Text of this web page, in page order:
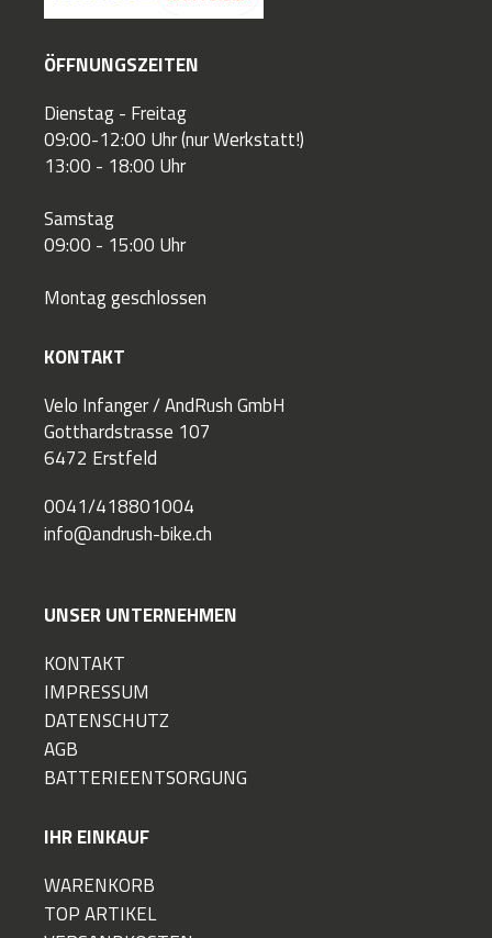
ÖFFNUNGSZEITEN
Dienstag - Freitag
09:00-12:00 Uhr (nur Werkstatt!)
13:00 - 18:00 Uhr
Samstag
09:00 - 15:00 Uhr
Montag geschlossen
KONTAKT
Velo Infanger / AndRush GmbH
Gotthardstrasse 107
6472 Erstfeld
0041/418801004
info@andrush-bike.ch
UNSER UNTERNEHMEN
KONTAKT
IMPRESSUM
DATENSCHUTZ
AGB
BATTERIEENTSORGUNG
IHR EINKAUF
WARENKORB
TOP ARTIKEL